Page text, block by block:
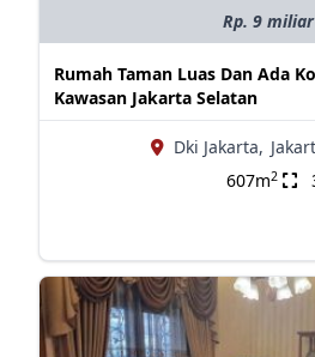
Rp. 9 miliar
Rumah Taman Luas Dan Ada
Kawasan Jakarta Selatan
Dki Jakarta,
607m2